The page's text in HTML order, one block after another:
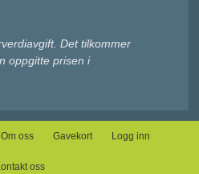
Det tilkommer
oppgitte prisen i
Om oss Gavekort Logg inn
oss